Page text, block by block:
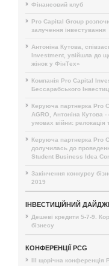
Фінансовий клуб
Pro Capital Group
залучення інвестування
Антоніна Кутова,
Investment, увійшла до
жінок у ФінТех»
Компанія Pro Capital
Бессарабського
Керуюча партнерка Pro
AGRO, Антоніна Кутова
умовах війни: релокація
Керуюча партнерка Pro
долучилась до
Student Business Idea
Закінчення конкурсу
2019
ІНВЕСТИЦІЙНИЙ
Дешеві кредити 5-7-9.
бізнесу
КОНФЕРЕНЦІЇ PCG
III щорічна конференція